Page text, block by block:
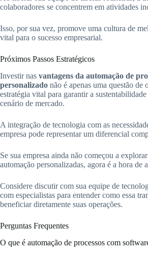
colaboradores se concentrem em atividades
Isso, por sua vez, promove uma cultura de
vital para o sucesso empresarial.
Próximos Passos Estratégicos
Investir nas vantagens da automação de
personalizado não é apenas uma questão de
estratégia vital para garantir a
cenário de mercado.
A integração de tecnologia com as
empresa pode representar um diferencial
Se sua empresa ainda não começou a
automação personalizadas, agora é a hora de
Considere discutir com sua equipe de
com especialistas para entender como essa
beneficiar diretamente suas operações.
Perguntas Frequentes
O que é automação de processos com